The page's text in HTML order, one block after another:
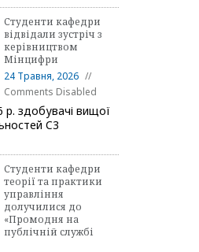
Студенти кафедри
відвідали зустріч з
керівництвом
Мінцифри
24 Травня, 2026
Comments Disabled
р. здобувачі вищої
C3
Студенти кафедри
теорії та практики
управління
долучилися до
«Промодня на
публічній службі